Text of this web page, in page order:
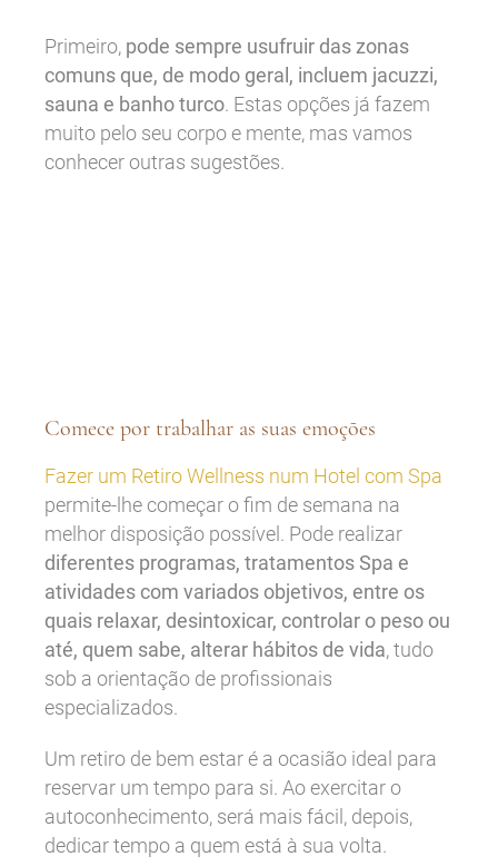
Primeiro, pode sempre usufruir das zonas
comuns que, de modo geral, incluem jacuzzi,
sauna e banho turco. Estas opções já fazem
muito pelo seu corpo e mente, mas vamos
conhecer outras sugestões.
Comece por trabalhar as suas emoções
Fazer um Retiro Wellness num Hotel com Spa
permite-lhe começar o fim de semana na
melhor disposição possível. Pode realizar
diferentes programas, tratamentos Spa e
atividades com variados objetivos, entre os
quais relaxar, desintoxicar, controlar o peso ou
até, quem sabe, alterar hábitos de vida, tudo
sob a orientação de profissionais
especializados.
Um retiro de bem estar é a ocasião ideal para
reservar um tempo para si. Ao exercitar o
autoconhecimento, será mais fácil, depois,
dedicar tempo a quem está à sua volta.